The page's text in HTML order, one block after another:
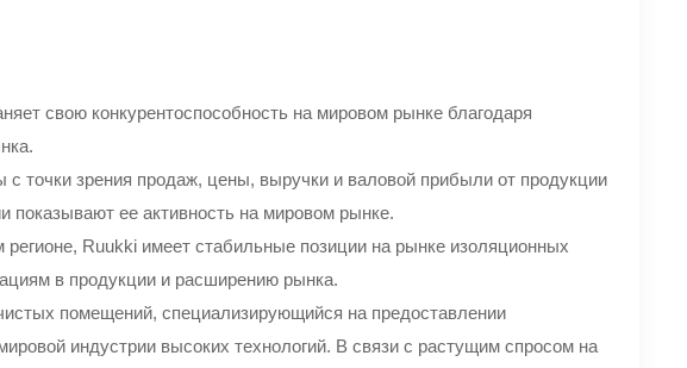
свою конкурентоспособность на мировом рынке благодаря
с точки зрения продаж, цены, выручки и валовой прибыли от продукции
показывают ее активность на мировом рынке.
Ruukki имеет стабильные позиции на рынке изоляционных
в продукции и расширению рынка.
помещений, специализирующийся на предоставлении
индустрии высоких технологий. В связи с растущим спросом на